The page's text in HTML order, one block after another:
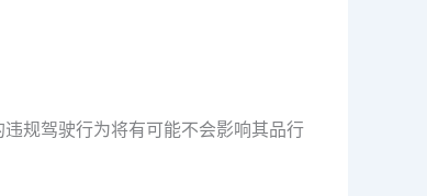
规驾驶行为将有可能不会影响其品行